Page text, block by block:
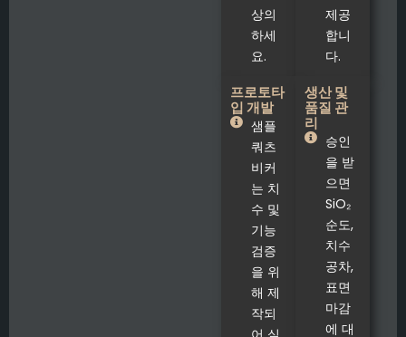
상의
하세
요.
제공
합니
다.
프로토타
입 개발
샘플
쿼츠
비커
는 치
수 및
기능
검증
을 위
해 제
작되
생산 및
품질 관
리
승인
을 받
으면
SiO₂
순도,
치수
공차,
표면
마감
에 대